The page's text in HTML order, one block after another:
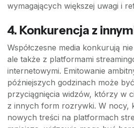
wymagających większej uwagi i
4. Konkurencja z
Współczesne media konkurują
ale także z platformami
internetowymi. Emitowanie
późniejszych godzinach może
przyciągnięcia widzów, którzy w
z innych form rozrywki. W nocy,
nowych treści na platformach